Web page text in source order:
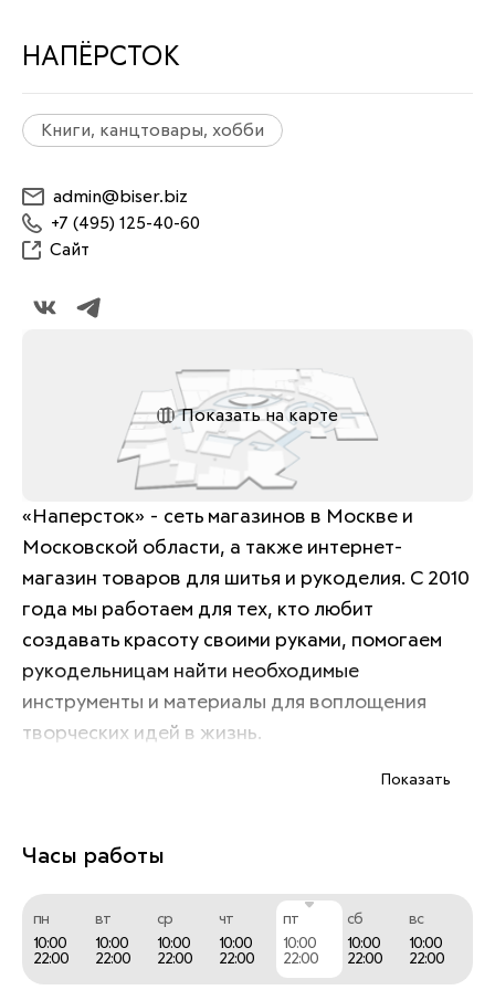
НАПЁРСТОК
Книги, канцтовары, хобби
admin@biser.biz
+7 (495) 125-40-60
Сайт
Показать на карте
«Наперсток» - сеть магазинов в Москве и
Московской области, а также интернет-
магазин товаров для шитья и рукоделия. С 2010
года мы работаем для тех, кто любит
создавать красоту своими руками, помогаем
рукодельницам найти необходимые
инструменты и материалы для воплощения
творческих идей в жизнь.
000 товарных наименований. Здесь вы найдете
вязания;
шитья;
Показать
Часы работы
пн
10:00
22:00
вт
10:00
22:00
ср
10:00
22:00
чт
10:00
22:00
пт
10:00
22:00
сб
10:00
22:00
вс
10:00
22:00